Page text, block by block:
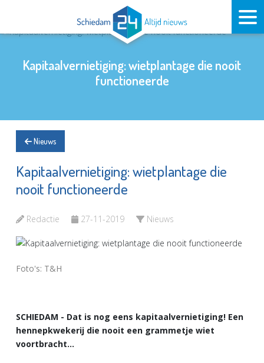
Kapitaalvernietiging: wietplantage die nooit
functioneerde
Nieuws
Kapitaalvernietiging: wietplantage die
nooit functioneerde
Redactie 27-11-2019 Nieuws
Foto's: T&H
SCHIEDAM - Dat is nog eens kapitaalvernietiging! Een
hennepkwekerij die nooit een grammetje wiet
voortbracht...